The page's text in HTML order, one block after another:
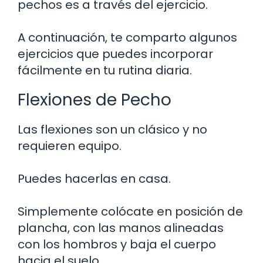
pechos es a través del ejercicio.
A continuación, te comparto algunos
ejercicios que puedes incorporar
fácilmente en tu rutina diaria.
Flexiones de Pecho
Las flexiones son un clásico y no
requieren equipo.
Puedes hacerlas en casa.
Simplemente colócate en posición de
plancha, con las manos alineadas
con los hombros y baja el cuerpo